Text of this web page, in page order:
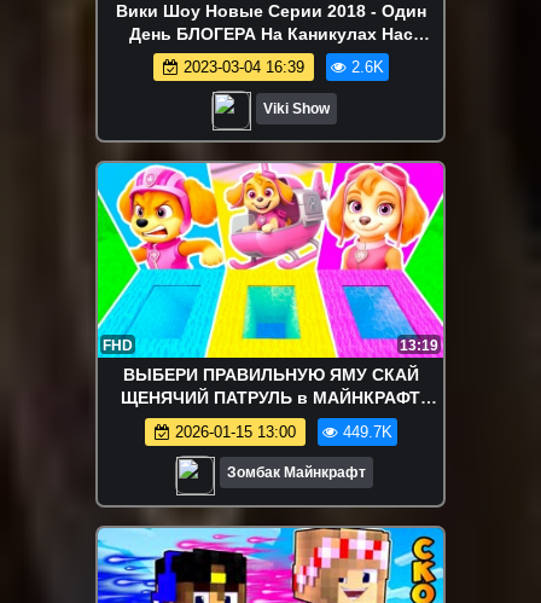
Вики Шоу Новые Серии 2018 - Один
День БЛОГЕРА На Каникулах Нас
Обманули Челлендж Игровые
Автоматы Дубай Макдональдс / Вики
Шоу
2023-03-04 16:39 2.6K
Viki Show
FHD 13:19
ВЫБЕРИ ПРАВИЛЬНУЮ ЯМУ СКАЙ
ЩЕНЯЧИЙ ПАТРУЛЬ в МАЙНКРАФТ
ЗОМБАК
2026-01-15 13:00 449.7K
Зомбак Майнкрафт